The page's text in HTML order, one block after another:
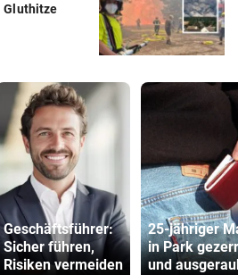
Gluthitze
Geschäftsführer:
Sicher führen,
Risiken vermeiden
25-jähriger
in Park
und